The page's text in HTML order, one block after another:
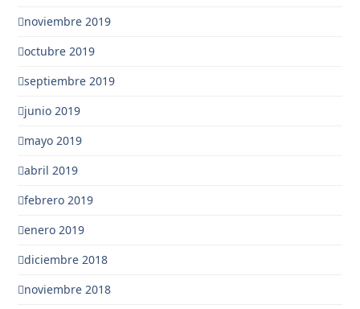
noviembre 2019
octubre 2019
septiembre 2019
junio 2019
mayo 2019
abril 2019
febrero 2019
enero 2019
diciembre 2018
noviembre 2018